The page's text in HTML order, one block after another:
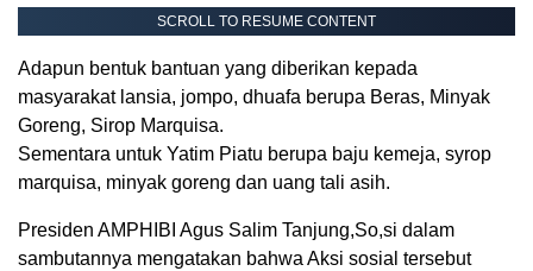
SCROLL TO RESUME CONTENT
Adapun bentuk bantuan yang diberikan kepada
masyarakat lansia, jompo, dhuafa berupa Beras, Minyak
Goreng, Sirop Marquisa.
Sementara untuk Yatim Piatu berupa baju kemeja, syrop
marquisa, minyak goreng dan uang tali asih.
Presiden AMPHIBI Agus Salim Tanjung,So,si dalam
sambutannya mengatakan bahwa Aksi sosial tersebut